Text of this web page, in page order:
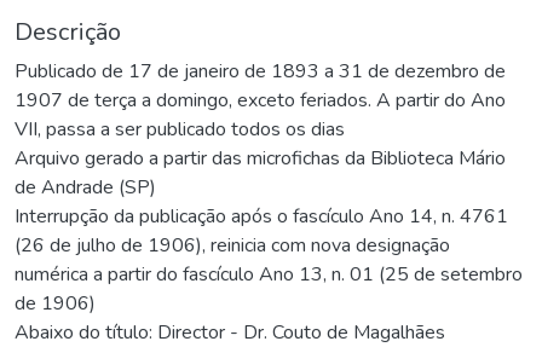
Descrição
Publicado de 17 de janeiro de 1893 a 31 de dezembro de
1907 de terça a domingo, exceto feriados. A partir do Ano
VII, passa a ser publicado todos os dias
Arquivo gerado a partir das microfichas da Biblioteca Mário
de Andrade (SP)
Interrupção da publicação após o fascículo Ano 14, n. 4761
(26 de julho de 1906), reinicia com nova designação
numérica a partir do fascículo Ano 13, n. 01 (25 de setembro
de 1906)
Abaixo do título: Director - Dr. Couto de Magalhães